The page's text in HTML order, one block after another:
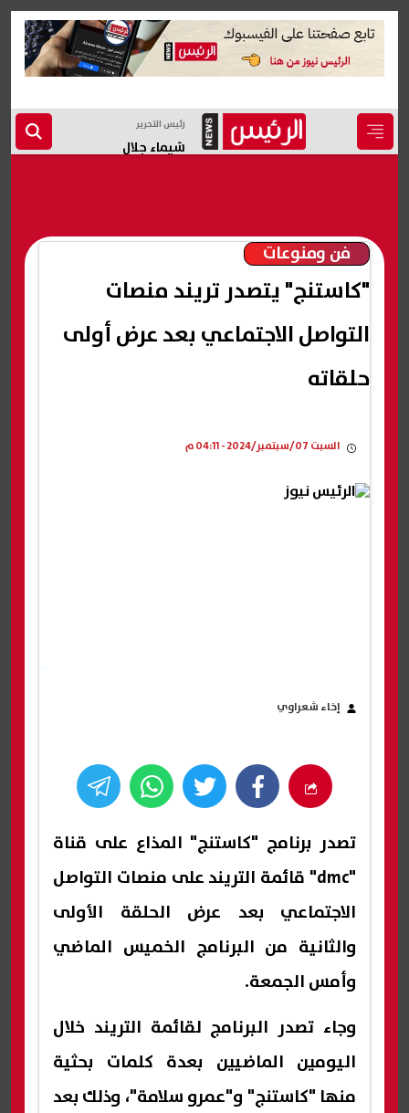
رئيس التحرير
شيماء جلال
فن ومنوعات
"كاستنج" يتصدر تريند منصات
التواصل الاجتماعي بعد عرض أولى
حلقاته
السبت 07/سبتمبر/2024 - 04:11 م
إخاء شعراوي
تصدر برنامج "كاستنج" المذاع على قناة
"‏dmc" قائمة التريند على منصات التواصل
الاجتماعي بعد عرض الحلقة الأولى
والثانية من البرنامج الخميس الماضي
وأمس الجمعة.
وجاء تصدر البرنامج لقائمة التريند خلال
اليومين الماضيين بعدة كلمات بحثية
منها "كاستنج" و"عمرو سلامة"، وذلك بعد